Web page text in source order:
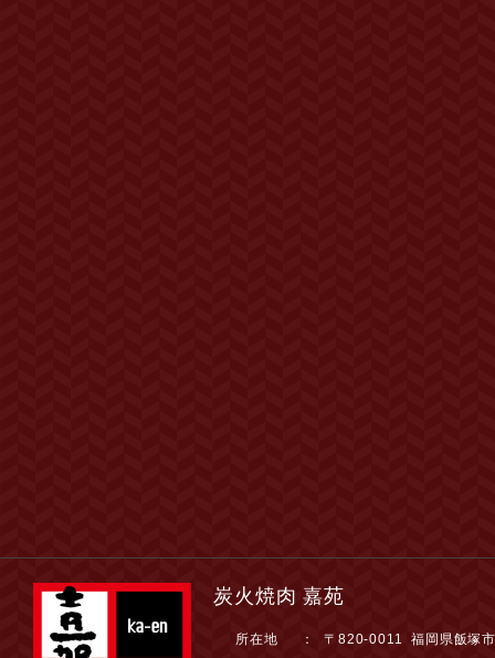
炭火焼肉 嘉苑
所在地 ：
〒820-0011 福岡県飯塚